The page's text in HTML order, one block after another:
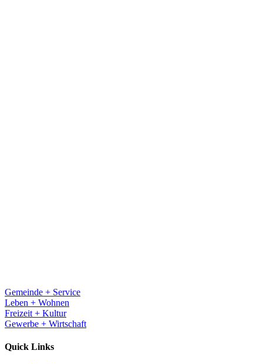
Gemeinde + Service
Leben + Wohnen
Freizeit + Kultur
Gewerbe + Wirtschaft
Quick Links